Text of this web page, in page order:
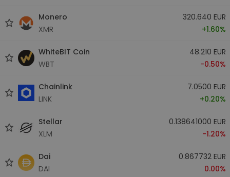
Monero
XMR
320.640 EUR
+1.60%
WhiteBIT Coin
WBT
48.210 EUR
-0.50%
Chainlink
LINK
7.0500 EUR
+0.20%
Stellar
XLM
0.138641000 EUR
-1.20%
Dai
DAI
0.867732 EUR
0.00%